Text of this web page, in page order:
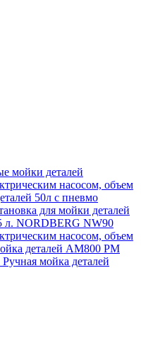
мойки деталей
насосом, объем
50л с пневмо
для мойки деталей
л. NORDBERG NW90
насосом, объем
деталей АМ800 РМ
Ручная мойка деталей